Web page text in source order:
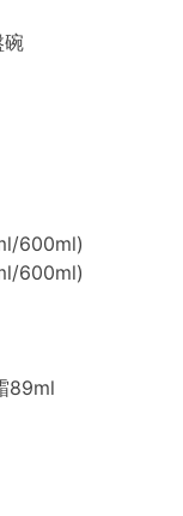
碗
600ml)
600ml)
89ml